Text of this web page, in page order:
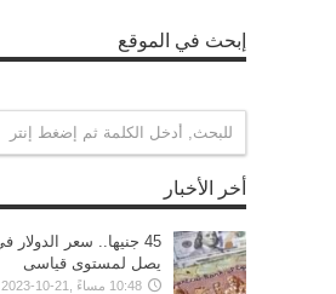
إبحث في الموقع
أخر الأخبار
45 جنيها.. سعر
يصل لمستوى قياسى
10:48 مساءً ,21-10-2023